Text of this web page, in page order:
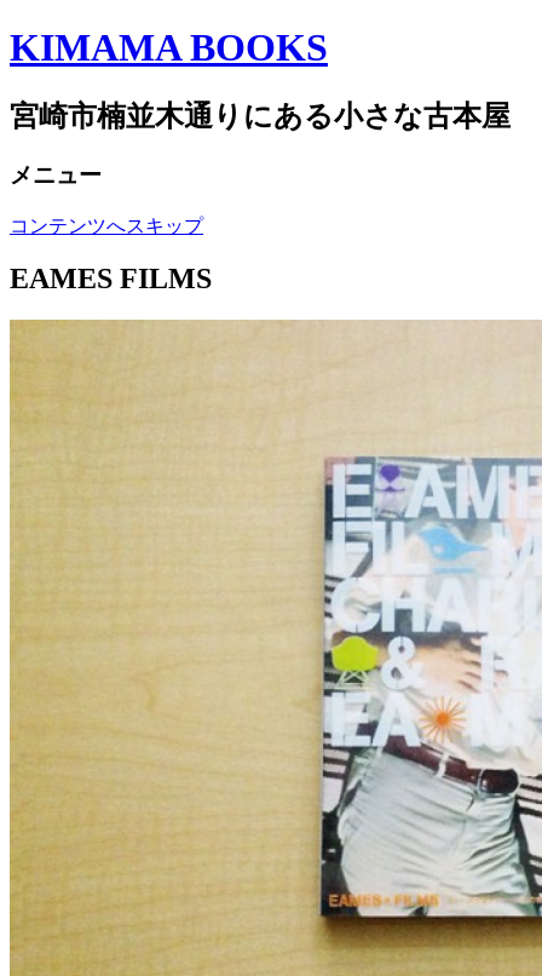
KIMAMA BOOKS
宮崎市楠並木通りにある小さな古本屋
メニュー
コンテンツへスキップ
EAMES FILMS